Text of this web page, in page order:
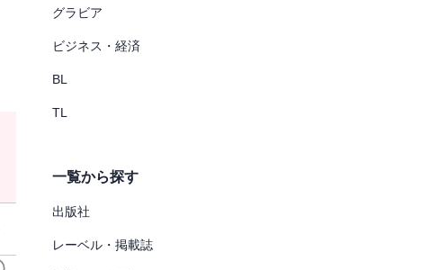
グラビア
ビジネス・経済
BL
TL
一覧から探す
出版社
レーベル・掲載誌